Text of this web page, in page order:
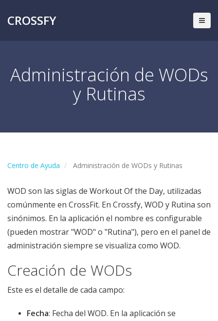
CROSSFY
Administración de WODs
y Rutinas
Centro de Ayuda Administración de WODs y Rutinas
WOD son las siglas de Workout Of the Day, utilizadas
comúnmente en CrossFit. En Crossfy, WOD y Rutina son
sinónimos. En la aplicación el nombre es configurable
(pueden mostrar "WOD" o "Rutina"), pero en el panel de
administración siempre se visualiza como WOD.
Creación de WODs
Este es el detalle de cada campo:
Fecha: Fecha del WOD. En la aplicación se